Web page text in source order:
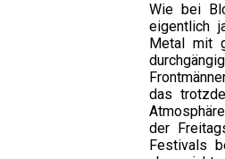
Wie bei
eigentlich
Metal mit
das
der
Festivals